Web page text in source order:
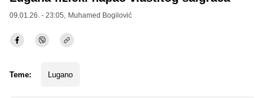
09.01.26. - 23:05, Muhamed Bogilović
Teme: Lugano